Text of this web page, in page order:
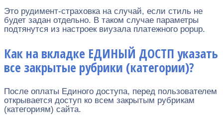
Это рудимент-страховка на случай, если стиль не
будет задан отдельно. В таком случае параметры
подтянутся из настроек виузала платежного popup.
Как на вкладке ЕДИНЫЙ ДОСТП указать
все закрытые рубрики (категории)?
После оплаты Единого доступа, перед пользователем
открывается доступ ко всем закрытым рубрикам
(категориям) сайта.